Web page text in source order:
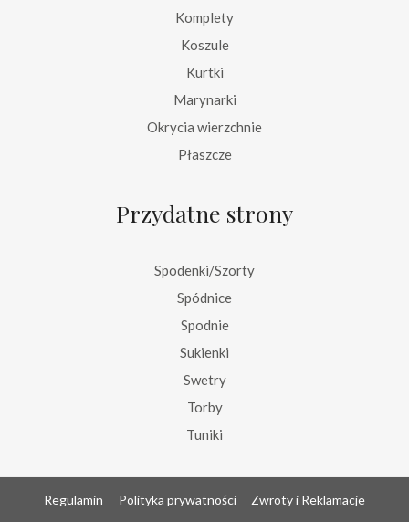
Komplety
Koszule
Kurtki
Marynarki
Okrycia wierzchnie
Płaszcze
Przydatne strony
Spodenki/Szorty
Spódnice
Spodnie
Sukienki
Swetry
Torby
Tuniki
Regulamin Polityka prywatności
Zwroty i Reklamacje